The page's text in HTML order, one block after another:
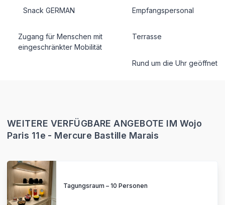
Snack GERMAN
Zugang für Menschen mit
eingeschränkter Mobilität
Empfangspersonal
Terrasse
Rund um die Uhr geöffnet
WEITERE VERFÜGBARE ANGEBOTE IM Wojo
Paris 11e - Mercure Bastille Marais
Tagungsraum – 10 Personen